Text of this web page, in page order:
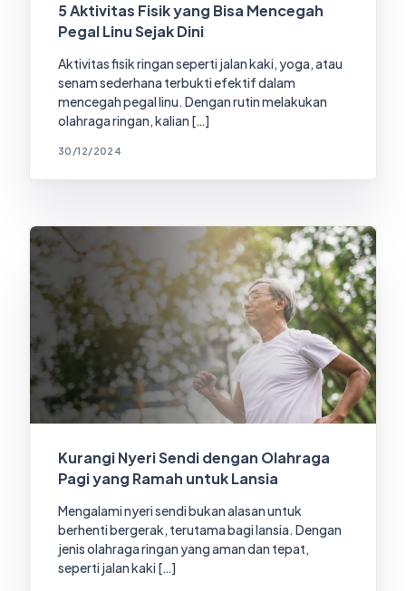
5 Aktivitas Fisik yang Bisa Mencegah
Pegal Linu Sejak Dini
Aktivitas fisik ringan seperti jalan kaki, yoga, atau
senam sederhana terbukti efektif dalam
mencegah pegal linu. Dengan rutin melakukan
olahraga ringan, kalian […]
30/12/2024
Kurangi Nyeri Sendi dengan Olahraga
Pagi yang Ramah untuk Lansia
Mengalami nyeri sendi bukan alasan untuk
berhenti bergerak, terutama bagi lansia. Dengan
jenis olahraga ringan yang aman dan tepat,
seperti jalan kaki […]